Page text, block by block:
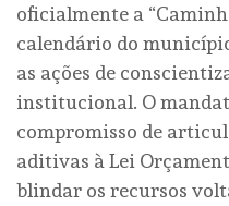
oficialmente a
calendário do
as ações de
institucional. O
compromisso de
aditivas à Lei
blindar os recursos